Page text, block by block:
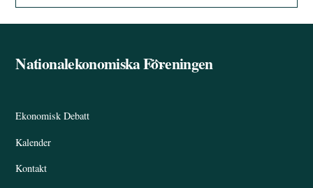
Back
Nationalekonomiska Föreningen
Ekonomisk Debatt
Kalender
Kontakt